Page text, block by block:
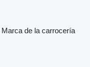
Marca de la carrocería